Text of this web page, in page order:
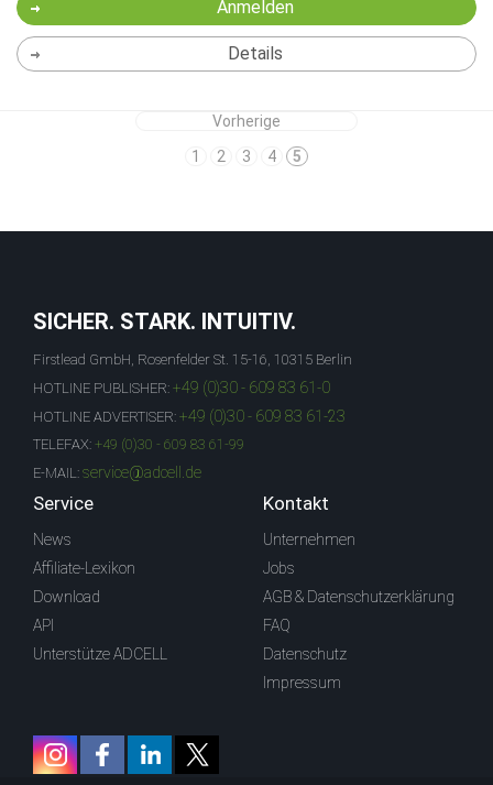
Anmelden
Details
Vorherige
1
2 3 4 5
SICHER. STARK. INTUITIV.
Firstlead GmbH, Rosenfelder St. 15-16, 10315 Berlin
HOTLINE PUBLISHER: +49 (0)30 - 609 83 61-0
HOTLINE ADVERTISER: +49 (0)30 - 609 83 61-23
TELEFAX: +49 (0)30 - 609 83 61-99
E-MAIL: service@adcell.de
Service
News
Affiliate-Lexikon
Download
API
Unterstütze ADCELL
Kontakt
Unternehmen
Jobs
AGB & Datenschutzerklärung
FAQ
Datenschutz
Impressum